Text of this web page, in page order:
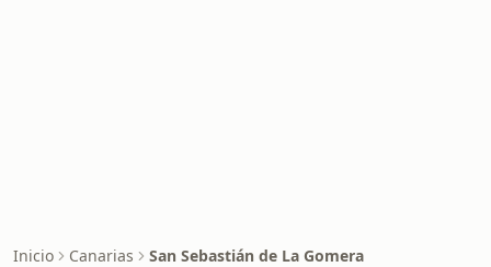
Inicio Canarias San Sebastián de La Gomera